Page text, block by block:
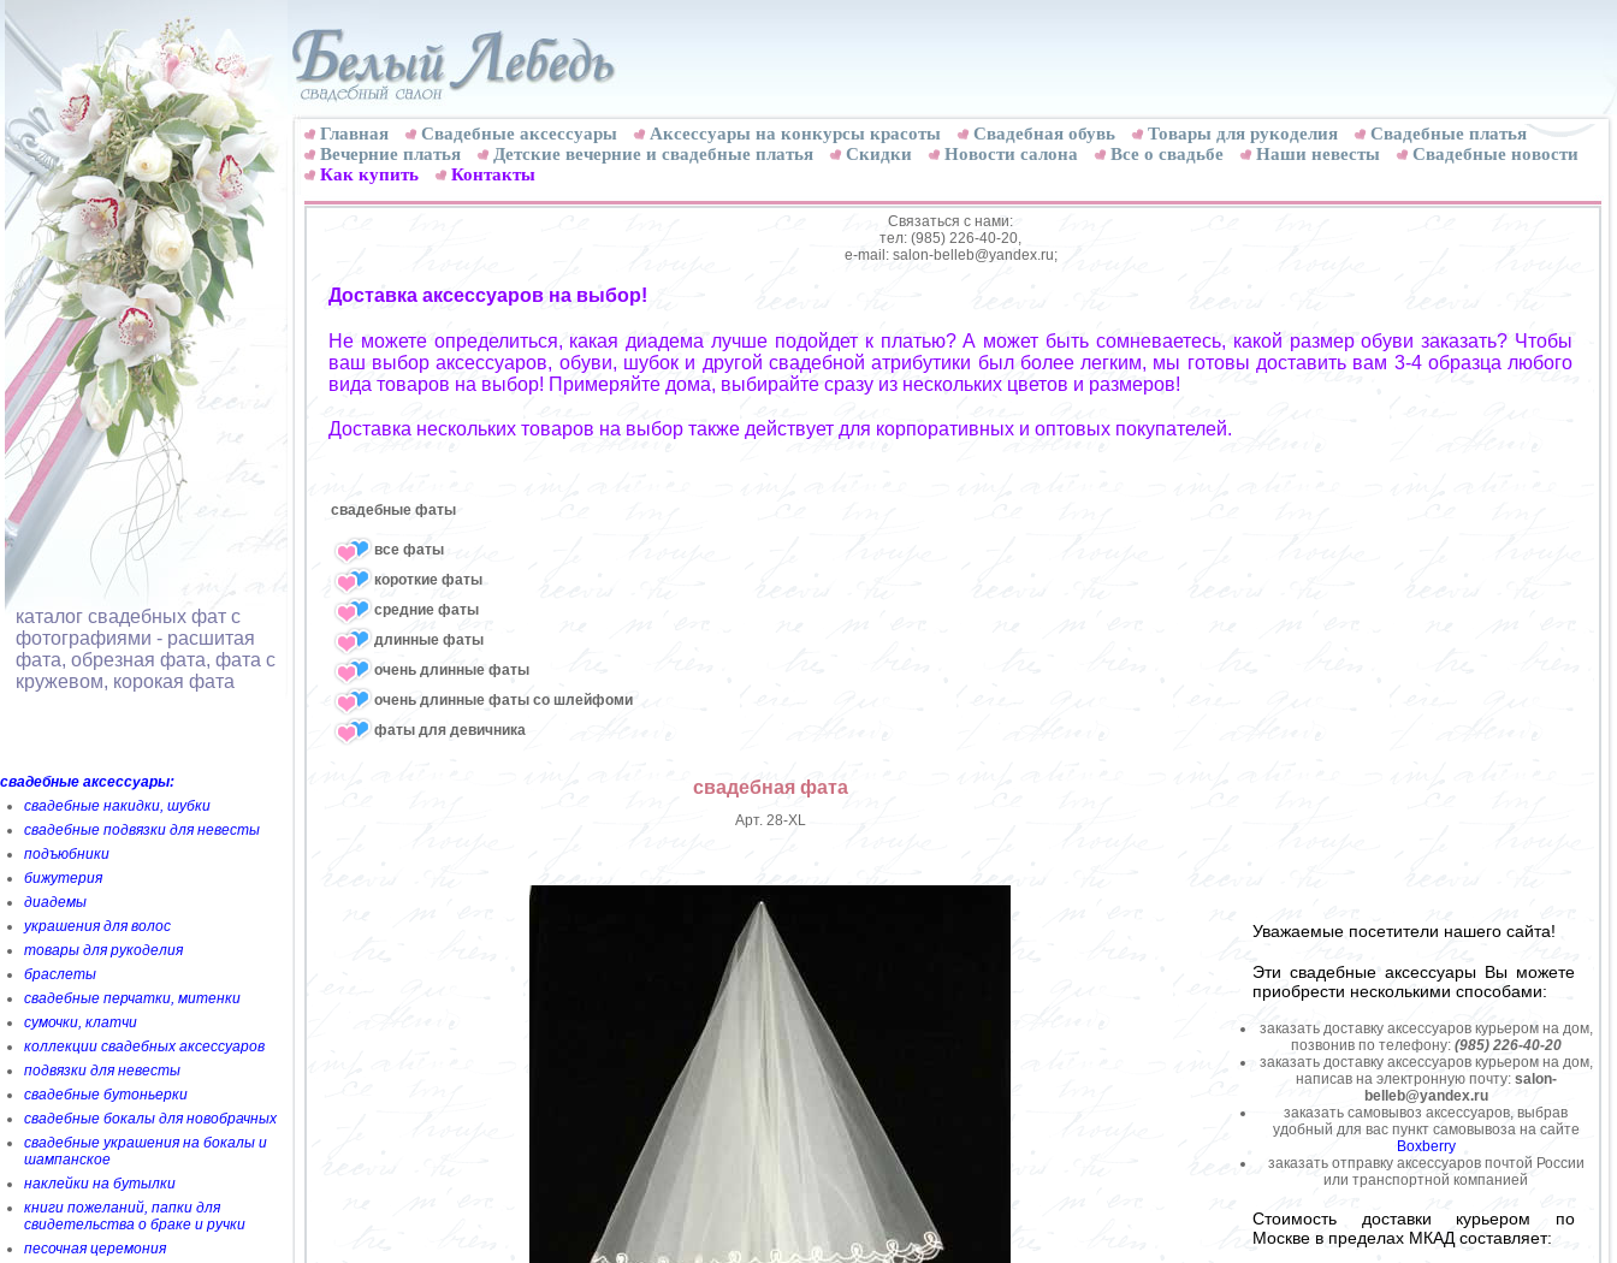
каталог свадебных фат с
фотографиями - расшитая
фата, обрезная фата, фата с
кружевом, корокая фата
свадебные аксессуары:
свадебные накидки, шубки
свадебные подвязки для невесты
подъюбники
бижутерия
диадемы
украшения для волос
товары для рукоделия
браслеты
свадебные перчатки, митенки
сумочки, клатчи
коллекции свадебных аксессуаров
подвязки для невесты
свадебные бутоньерки
свадебные бокалы для новобрачных
свадебные украшения на бокалы и
шампанское
наклейки на бутылки
книги пожеланий, папки для
свидетельства о браке и ручки
песочная церемония
Главная Свадебные аксессуары Аксессуары на конкурсы красоты Свадебная обувь Товары для рукоделия
Cвадебные платья
Вечерние платья
Детские вечерние и свадебные платья Скидки Новости салона Все о свадьбе Наши невесты
Свадебные новости
Как купить
Контакты
Связаться с нами:
тел: (985) 226-40-20,
e-mail: salon-belleb@yandex.ru;
Доставка аксессуаров на выбор!
Не можете определиться, какая диадема лучше подойдет к платью? А может быть сомневаетесь, какой размер обуви заказать? Чтобы
ваш выбор аксессуаров, обуви, шубок и другой свадебной атрибутики был более легким, мы готовы доставить вам 3-4 образца любого
вида товаров на выбор! Примеряйте дома, выбирайте сразу из нескольких цветов и размеров!
Доставка нескольких товаров на выбор также действует для корпоративных и оптовых покупателей.
свадебные фаты
все фаты
короткие фаты
средние фаты
длинные фаты
очень длинные фаты
очень длинные фаты со шлейфоми
фаты для девичника
Уважаемые посетители нашего сайта!
Эти свадебные аксессуары Вы можете
приобрести несколькими способами:
заказать доставку аксессуаров курьером на дом,
позвонив по телефону: (985) 226-40-20
заказать доставку аксессуаров курьером на дом,
написав на электронную почту: salon-
belleb@yandex.ru
заказать самовывоз аксессуаров, выбрав
удобный для вас пункт самовывоза на сайте
Boxberry
заказать отправку аксессуаров почтой России
или транспортной компанией
Стоимость доставки курьером по
Москве в пределах МКАД составляет:
свадебная фата
Арт. 28-XL